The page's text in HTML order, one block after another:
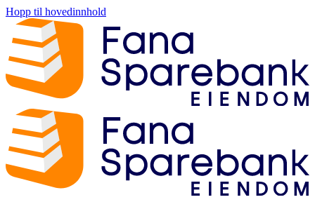
Hopp til hovedinnhold